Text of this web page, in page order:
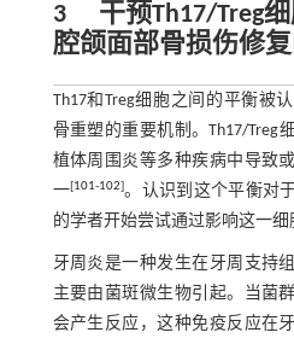
3干预Th17/Treg细
腔颌面部骨损伤修
Th17和Treg细胞之间的平衡被
骨重塑的重要机制。Th17/Treg
植体周围炎等多种疾病中导致
一[101-102]。认识到这个平衡对
的学者开始尝试通过影响这一细
牙周炎是一种发生在牙周支持
主要由菌斑微生物引起。当菌
会产生反应，这种免疫反应在